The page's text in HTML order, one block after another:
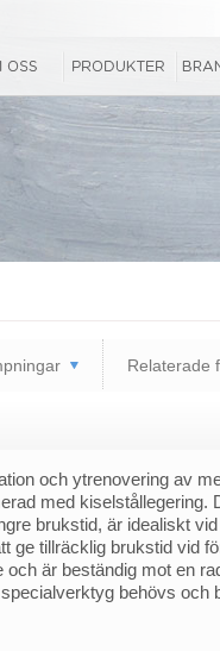
Relaterade
och ytrenovering av
med kiselstållegering.
brukstid, är idealiskt
ge tillräcklig brukstid vid
är beständig mot en
behövs och